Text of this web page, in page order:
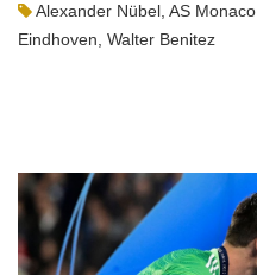
Alexander Nübel AS Monaco
Eindhoven Walter Benitez